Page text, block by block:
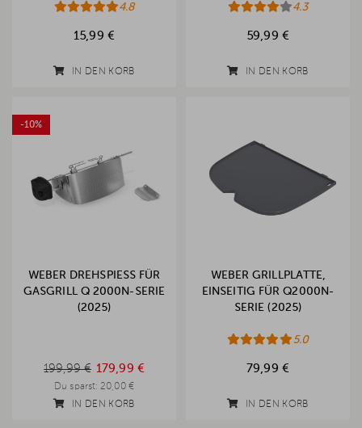
4.8
15,99 €
IN DEN KORB
(2025)
4.3
59,99 €
IN DEN KORB
-10%
WEBER DREHSPIESS FÜR G
ASGRILL Q 2000N-SERIE (
2025)
199,99 € 179,99 €
Du sparst:20,00 €
IN DEN KORB
WEBER GRILLPLATTE,
EINSEITIG FÜR Q2000N-
SERIE (2025)
5.0
79,99 €
IN DEN KORB